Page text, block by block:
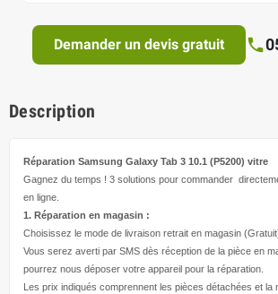
Demander un devis gratuit
Description
Réparation Samsung Galaxy Tab 3 10.1 (P5200) vitre
Gagnez du temps ! 3 solutions pour commander
en ligne.
1. Réparation en magasin :
Choisissez le mode de livraison retrait en magasin
Vous serez averti par SMS dès réception de la pièce en
pourrez nous déposer votre appareil pour la réparation.
Les prix indiqués comprennent les pièces détachées et la